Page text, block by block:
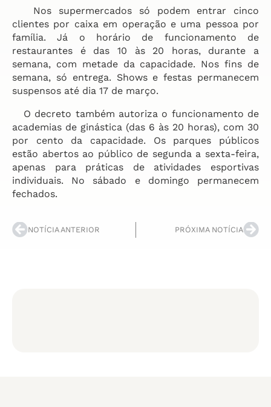
Nos supermercados só podem entrar cinco
clientes por caixa em operação e uma pessoa por
família. Já o horário de funcionamento de
restaurantes é das 10 às 20 horas, durante a
semana, com metade da capacidade. Nos fins de
semana, só entrega. Shows e festas permanecem
suspensos até dia 17 de março.
O decreto também autoriza o funcionamento de
academias de ginástica (das 6 às 20 horas), com 30
por cento da capacidade. Os parques públicos
estão abertos ao público de segunda a sexta-feira,
apenas para práticas de atividades esportivas
individuais. No sábado e domingo permanecem
fechados.
NOTÍCIA ANTERIOR PRÓXIMA NOTÍCIA